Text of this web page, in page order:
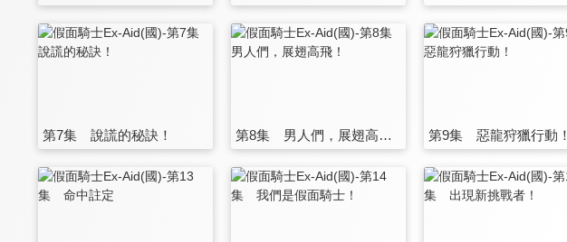
第7集 說謊的秘訣！ 第8集 男人們，展翅高飛！ 第9集 惡龍狩獵行動！